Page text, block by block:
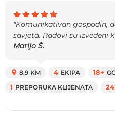
"Komunikativan gospodin,
savjeta. Radovi su izvedeni
Marijo Š.
8.9 KM 4 EKIPA 18+
1 PREPORUKA KLIJENATA